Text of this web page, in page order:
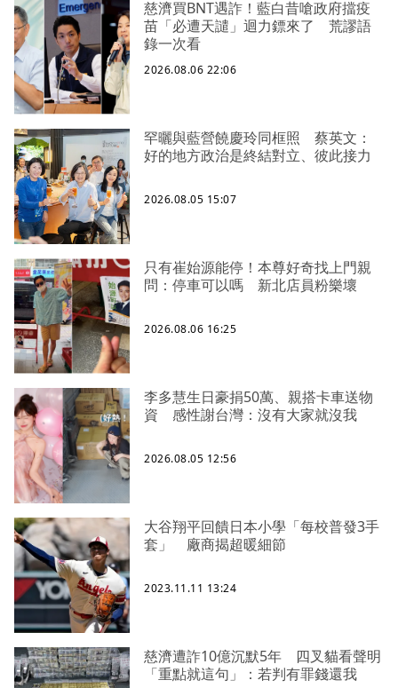
慈濟買BNT遇詐！藍白昔嗆政府擋疫
苗「必遭天譴」迴力鏢來了 荒謬語
錄一次看
2026.08.06 22:06
罕曬與藍營饒慶玲同框照 蔡英文：
好的地方政治是終結對立、彼此接力
2026.08.05 15:07
只有崔始源能停！本尊好奇找上門親
問：停車可以嗎 新北店員粉樂壞
2026.08.06 16:25
李多慧生日豪捐50萬、親搭卡車送物
資 感性謝台灣：沒有大家就沒我
2026.08.05 12:56
大谷翔平回饋日本小學「每校普發3手
套」 廠商揭超暖細節
2023.11.11 13:24
慈濟遭詐10億沉默5年 四叉貓看聲明
「重點就這句」：若判有罪錢還我